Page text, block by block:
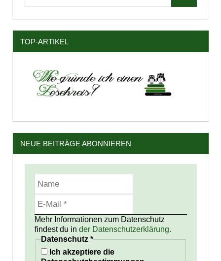
nach:
TOP-ARTIKEL
NEUE BEITRÄGE ABONNIEREN
Mehr Informationen zum Datenschutz
findest du in der Datenschutzerklärung.
Datenschutz *
Ich akzeptiere die